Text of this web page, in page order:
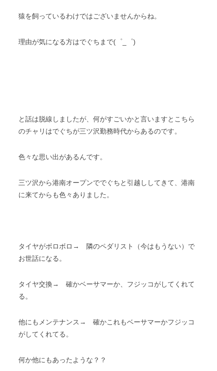
猿を飼っているわけではございませんからね。
理由が気になる方はでぐちまで(゜_゜)
と話は脱線しましたが、何がすごいかと言いますとこちら
のチャリはでぐちが三ツ沢勤務時代からあるのです。
色々な思い出があるんです。
三ツ沢から港南オープンででぐちと引越ししてきて、港南
に来てからも色々ありました。
タイヤがボロボロ→ 隣のペダリスト（今はもうない）で
お世話になる。
タイヤ交換→ 確かベーサマーか、フジッコがしてくれて
る。
他にもメンテナンス→ 確かこれもベーサマーかフジッコ
がしてくれてる。
何か他にもあったような？？